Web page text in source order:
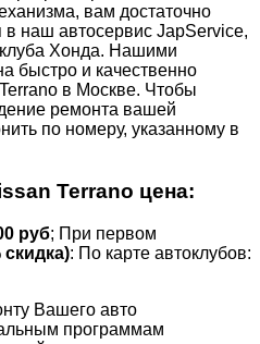
вам достаточно
наш автосервис JapService,
Хонда. Нашими
быстро и качественно
в Москве. Чтобы
ремонта вашей
по номеру, указанному в
Terrano цена:
руб; При первом
скидка): По карте автоклубов:
Вашего авто
программам